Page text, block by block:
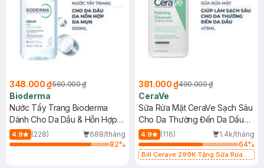
348.000 ₫560.000 ₫
Bioderma
Nước Tẩy Trang Bioderma
Dành Cho Da Dầu & Hỗn Hợp
500ml
4.9 (228)
688/tháng
82%
381.000 ₫490.000 ₫
CeraVe
Sữa Rửa Mặt CeraVe Sạch Sâu
Cho Da Thường Đến Da Dầu
473ml
4.9 (116)
1.4k/tháng
64%
Bill Cerave 299K Tặng Sữa Rửa